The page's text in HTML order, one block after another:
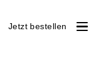
Jetzt bestellen